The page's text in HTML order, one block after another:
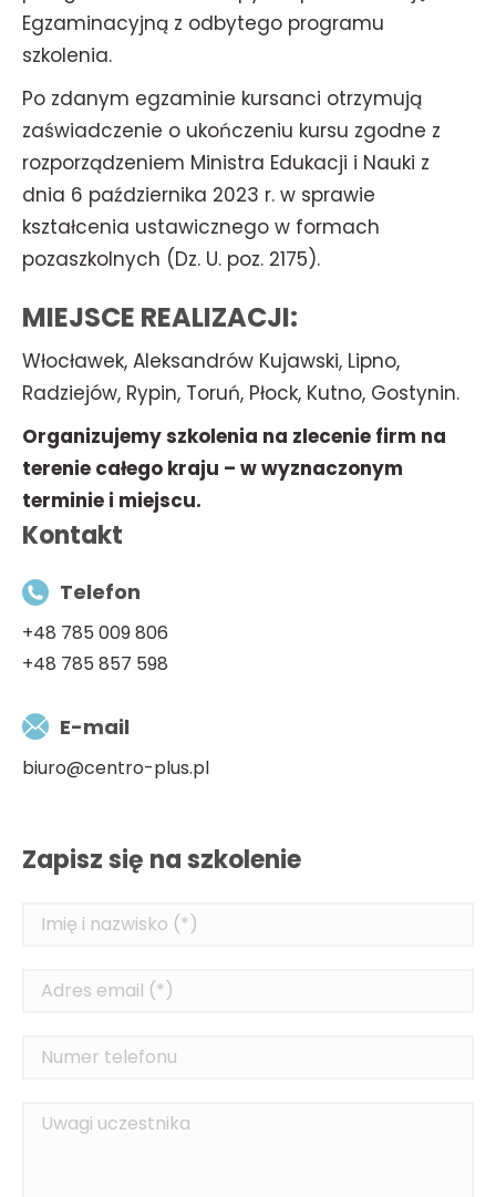
Egzaminacyjną z odbytego programu
szkolenia.
Po zdanym egzaminie kursanci otrzymują
zaświadczenie o ukończeniu kursu zgodne z
rozporządzeniem Ministra Edukacji i Nauki z
dnia 6 października 2023 r. w sprawie
kształcenia ustawicznego w formach
pozaszkolnych (Dz. U. poz. 2175).
MIEJSCE REALIZACJI:
Włocławek, Aleksandrów Kujawski, Lipno,
Radziejów, Rypin, Toruń, Płock, Kutno, Gostynin.
Organizujemy szkolenia na zlecenie firm na
terenie całego kraju – w wyznaczonym
terminie i miejscu.
Kontakt
Telefon
+48 785 009 806
+48 785 857 598
E-mail
biuro@centro-plus.pl
Zapisz się na szkolenie